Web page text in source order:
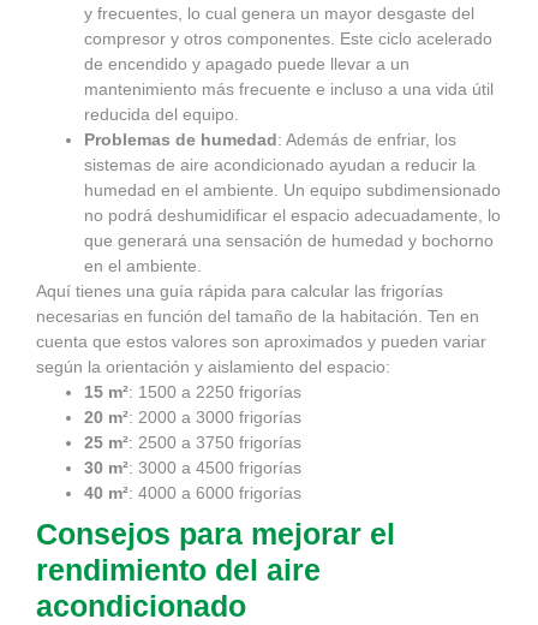
y frecuentes, lo cual genera un mayor desgaste del
compresor y otros componentes. Este ciclo acelerado
de encendido y apagado puede llevar a un
mantenimiento más frecuente e incluso a una vida útil
reducida del equipo.
Problemas de humedad: Además de enfriar, los
sistemas de aire acondicionado ayudan a reducir la
humedad en el ambiente. Un equipo subdimensionado
no podrá deshumidificar el espacio adecuadamente, lo
que generará una sensación de humedad y bochorno
en el ambiente.
Aquí tienes una guía rápida para calcular las frigorías
necesarias en función del tamaño de la habitación. Ten en
cuenta que estos valores son aproximados y pueden variar
según la orientación y aislamiento del espacio:
15 m²: 1500 a 2250 frigorías
20 m²: 2000 a 3000 frigorías
25 m²: 2500 a 3750 frigorías
30 m²: 3000 a 4500 frigorías
40 m²: 4000 a 6000 frigorías
Consejos para mejorar el
rendimiento del aire
acondicionado